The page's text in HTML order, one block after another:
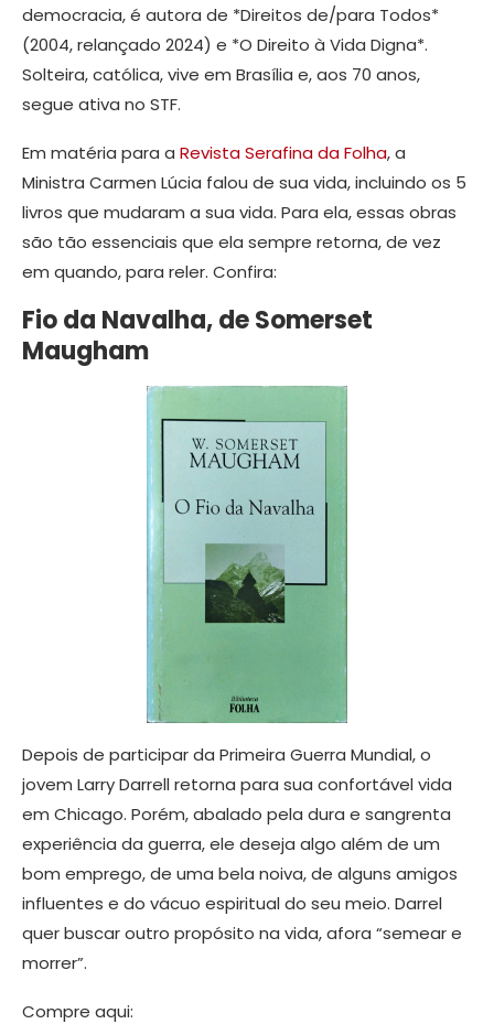
democracia, é autora de *Direitos de/para Todos*
(2004, relançado 2024) e *O Direito à Vida Digna*.
Solteira, católica, vive em Brasília e, aos 70 anos,
segue ativa no STF.
Em matéria para a Revista Serafina da Folha, a
Ministra Carmen Lúcia falou de sua vida, incluindo os 5
livros que mudaram a sua vida. Para ela, essas obras
são tão essenciais que ela sempre retorna, de vez
em quando, para reler. Confira:
Fio da Navalha, de Somerset
Maugham
Depois de participar da Primeira Guerra Mundial, o
jovem Larry Darrell retorna para sua confortável vida
em Chicago. Porém, abalado pela dura e sangrenta
experiência da guerra, ele deseja algo além de um
bom emprego, de uma bela noiva, de alguns amigos
influentes e do vácuo espiritual do seu meio. Darrel
quer buscar outro propósito na vida, afora “semear e
morrer”.
Compre aqui: